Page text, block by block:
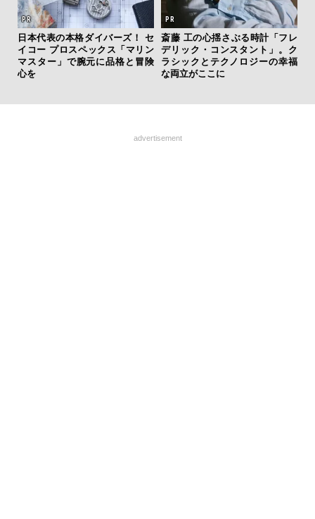
日本代表の本格ダイバーズ！ セ
イコー プロスペックス「マリン
マスター」で腕元に品格と冒険
心を
斎藤 工の心揺さぶる時計「フレ
デリック・コンスタント」。ク
ラシックとテクノロジーの幸福
な両立がここに
advertisement